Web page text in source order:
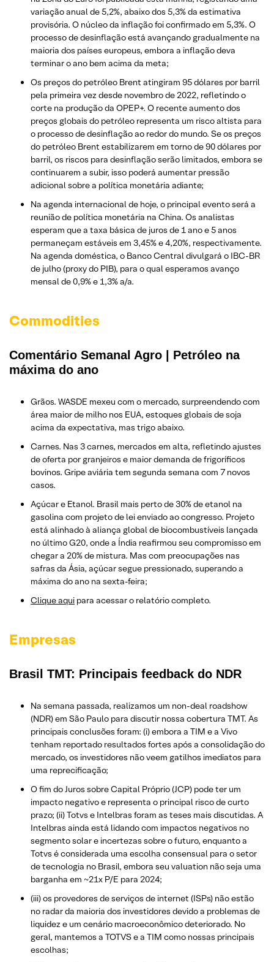
variação anual de 5,2%, abaixo dos 5,3% da estimativa
provisória. O núcleo da inflação foi confirmado em 5,3%. O
processo de desinflação está avançando gradualmente na
maioria dos países europeus, embora a inflação deva
terminar o ano bem acima da meta;
Os preços do petróleo Brent atingiram 95 dólares por barril
pela primeira vez desde novembro de 2022, refletindo o
corte na produção da OPEP+. O recente aumento dos
preços globais do petróleo representa um risco altista para
o processo de desinflação ao redor do mundo. Se os preços
do petróleo Brent estabilizarem em torno de 90 dólares por
barril, os riscos para desinflação serão limitados, embora se
continuarem a subir, isso poderá aumentar pressão
adicional sobre a política monetária adiante;
Na agenda internacional de hoje, o principal evento será a
reunião de política monetária na China. Os analistas
esperam que a taxa básica de juros de 1 ano e 5 anos
permaneçam estáveis em 3,45% e 4,20%, respectivamente.
Na agenda doméstica, o Banco Central divulgará o IBC-BR
de julho (proxy do PIB), para o qual esperamos avanço
mensal de 0,9% e 1,3% a/a.
Commodities
Comentário Semanal Agro | Petróleo na
máxima do ano
Grãos. WASDE mexeu com o mercado, surpreendendo com
área maior de milho nos EUA, estoques globais de soja
acima da expectativa, mas trigo abaixo.
Carnes. Nas 3 carnes, mercados em alta, refletindo ajustes
de oferta por granjeiros e maior demanda de frigoríficos
bovinos. Gripe aviária tem segunda semana com 7 novos
casos.
Açúcar e Etanol. Brasil mais perto de 30% de etanol na
gasolina com projeto de lei enviado ao congresso. Projeto
está alinhado à aliança global de biocombustíveis lançada
no último G20, onde a Índia reafirmou seu compromisso em
chegar a 20% de mistura. Mas com preocupações nas
safras da Ásia, açúcar segue pressionado, superando a
máxima do ano na sexta-feira;
Clique aqui para acessar o relatório completo.
Empresas
Brasil TMT: Principais feedback do NDR
Na semana passada, realizamos um non-deal roadshow
(NDR) em São Paulo para discutir nossa cobertura TMT. As
principais conclusões foram: (i) embora a TIM e a Vivo
tenham reportado resultados fortes após a consolidação do
mercado, os investidores não veem gatilhos imediatos para
uma reprecificação;
O fim do Juros sobre Capital Próprio (JCP) pode ter um
impacto negativo e representa o principal risco de curto
prazo; (ii) Totvs e Intelbras foram as teses mais discutidas. A
Intelbras ainda está lidando com impactos negativos no
segmento solar e incertezas sobre o futuro, enquanto a
Totvs é considerada uma escolha consensual para o setor
de tecnologia no Brasil, embora seu valuation não seja uma
barganha em ~21x P/E para 2024;
(iii) os provedores de serviços de internet (ISPs) não estão
no radar da maioria dos investidores devido a problemas de
liquidez e um cenário macroeconômico deteriorado. No
geral, mantemos a TOTVS e a TIM como nossas principais
escolhas;